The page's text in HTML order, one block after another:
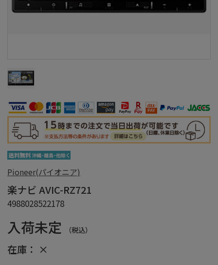
Pioneer(パイオニア)
楽ナビ AVIC-RZ721
4988028522178
入荷未定 （税込）
在庫： ×